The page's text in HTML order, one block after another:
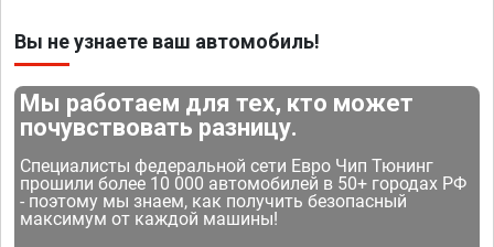
Вы не узнаете ваш автомобиль!
Мы работаем для тех, кто может
почувствовать разницу.
Специалисты федеральной сети Евро Чип Тюнинг
прошили более 10 000 автомобилей в 50+ городах РФ
- поэтому мы знаем, как получить безопасный
максимум от каждой машины!